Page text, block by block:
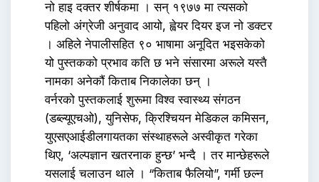
नो हाइ दक्तर शीर्षकमा । सन् १९७७ मा त्यसको
पहिलो अंग्रेजी अनुवाद आयो, ह्वेयर दियर इज नो डक्टर
। अहिले नेपालीसहित ९० भाषामा अनूदित भइसकेको
यो पुस्तकको प्रभाव कति छ भने संसारमा अरूले यस्तै
नामका अनेकौं किताब निकालेका छन् ।
वर्नरको पुस्तकलाई शुरूमा विश्व स्वास्थ्य संगठन
(डब्ल्यूएचओ), युनिसेफ, क्रिश्चियन मेडिकल कमिसन,
युएसएआईडीलगायतका संस्थाहरूले अस्वीकृत गरेका
थिए, ‘अल्पज्ञान खतरनाक हुन्छ’ भन्दै । तर मान्छेहरूले
यसलाई चलाउन थाले । “किताब फैलियो”, गर्मी छल्न